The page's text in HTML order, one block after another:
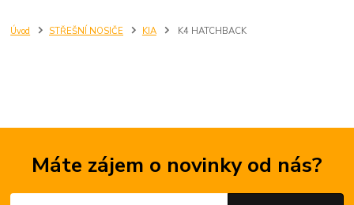
Úvod STŘEŠNÍ NOSIČE KIA K4 HATCHBACK
Máte zájem o novinky od nás?